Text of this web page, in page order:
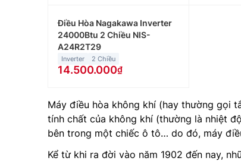
Điều Hòa Nagakawa Inverter
24000Btu 2 Chiều NIS-
A24R2T29
Inverter 2 Chiều
14.500.000
Máy điều hòa không khí (hay thường gọi
tính chất của không khí (thường là nhiệt
bên trong một chiếc ô tô… do đó, máy
Kể từ khi ra đời vào năm 1902 đến nay,